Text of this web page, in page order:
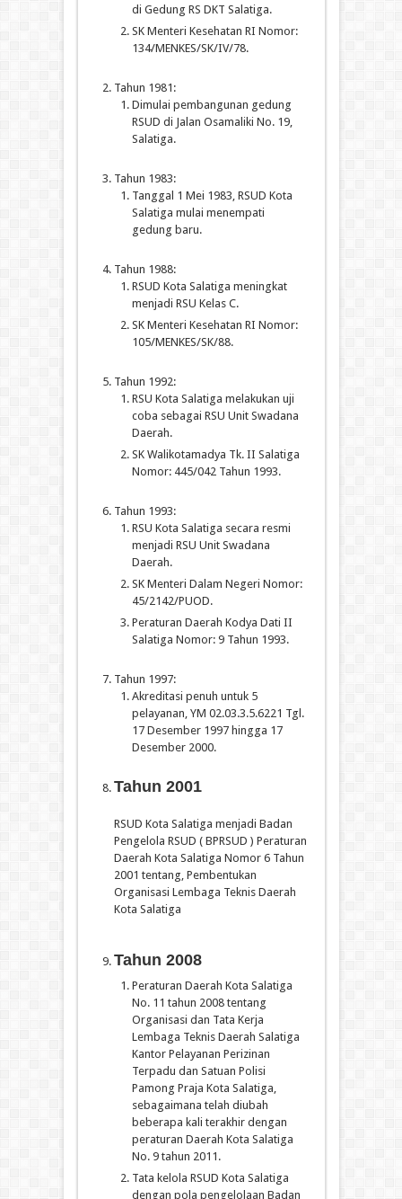
di Gedung RS DKT Salatiga.
SK Menteri Kesehatan RI Nomor:
134/MENKES/SK/IV/78.
Tahun 1981:
Dimulai pembangunan gedung
RSUD di Jalan Osamaliki No. 19,
Salatiga.
Tahun 1983:
Tanggal 1 Mei 1983, RSUD Kota
Salatiga mulai menempati
gedung baru.
Tahun 1988:
RSUD Kota Salatiga meningkat
menjadi RSU Kelas C.
SK Menteri Kesehatan RI Nomor:
105/MENKES/SK/88.
Tahun 1992:
RSU Kota Salatiga melakukan uji
coba sebagai RSU Unit Swadana
Daerah.
SK Walikotamadya Tk. II Salatiga
Nomor: 445/042 Tahun 1993.
Tahun 1993:
RSU Kota Salatiga secara resmi
menjadi RSU Unit Swadana
Daerah.
SK Menteri Dalam Negeri Nomor:
45/2142/PUOD.
Peraturan Daerah Kodya Dati II
Salatiga Nomor: 9 Tahun 1993.
Tahun 1997:
Akreditasi penuh untuk 5
pelayanan, YM 02.03.3.5.6221 Tgl.
17 Desember 1997 hingga 17
Desember 2000.
Tahun 2001
RSUD Kota Salatiga menjadi Badan
Pengelola RSUD ( BPRSUD ) Peraturan
Daerah Kota Salatiga Nomor 6 Tahun
2001 tentang, Pembentukan
Organisasi Lembaga Teknis Daerah
Kota Salatiga
Tahun 2008
Peraturan Daerah Kota Salatiga
No. 11 tahun 2008 tentang
Organisasi dan Tata Kerja
Lembaga Teknis Daerah Salatiga
Kantor Pelayanan Perizinan
Terpadu dan Satuan Polisi
Pamong Praja Kota Salatiga,
sebagaimana telah diubah
beberapa kali terakhir dengan
peraturan Daerah Kota Salatiga
No. 9 tahun 2011.
Tata kelola RSUD Kota Salatiga
dengan pola pengelolaan Badan